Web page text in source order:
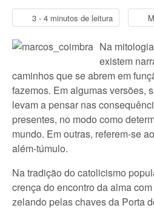
3 - 4 minutos de leitura
Na
existem
caminhos que se abrem em
fazemos. Em algumas versões,
levam a pensar nas
presentes, no modo como
mundo. Em outras, referem-se
além-túmulo.
Na tradição do catolicismo
crença do encontro da alma
zelando pelas chaves da Porta